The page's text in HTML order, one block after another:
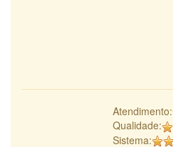
Atendimento:
Qualidade:
Sistema: